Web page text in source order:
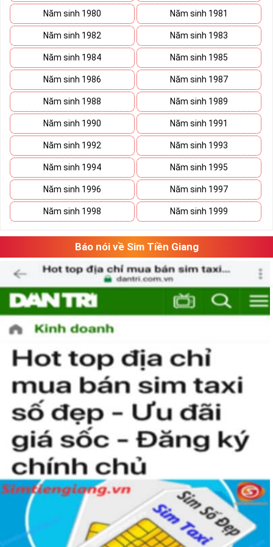
Đăng ký gói TK159 sim Mobifone
Lưu ý khi đăng ký đăng ký gói TK159 sim
MobiFone
Gói cước có tính năng tự động gia hạn sau mỗi chu kỳ.
Hết ưu đãi data hệ thống ngừng truy cập.
Hết ưu đãi ngoại mạng, cước phí sẽ tính theo quy định
hiện hành của nhà mạng.
Hướng Dẫn Mua Sim Số Đẹp MobiFone
Tại Sim Tiền Giang
gói TK159 sim số đẹp uy tín chất lượng.Chọn mua sim số
đẹp thường mất nhiều thời gian ở khoản lựa số, một số phải
vừa đẹp, vừa tốt về phong thủy thì mới là sim hoàn hảo. Vậy
phải làm sao?
Năm sinh 1980 Năm sinh 1981
Năm sinh 1982 Năm sinh 1983
Năm sinh 1984 Năm sinh 1985
Năm sinh 1986 Năm sinh 1987
Năm sinh 1988 Năm sinh 1989
Năm sinh 1990 Năm sinh 1991
Năm sinh 1992 Năm sinh 1993
Năm sinh 1994 Năm sinh 1995
Năm sinh 1996 Năm sinh 1997
Năm sinh 1998 Năm sinh 1999
Báo nói về Sim Tiền Giang